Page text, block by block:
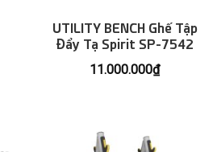
UTILITY BENCH Ghế Tập
Đẩy Tạ Spirit SP-7542
11.000.000₫